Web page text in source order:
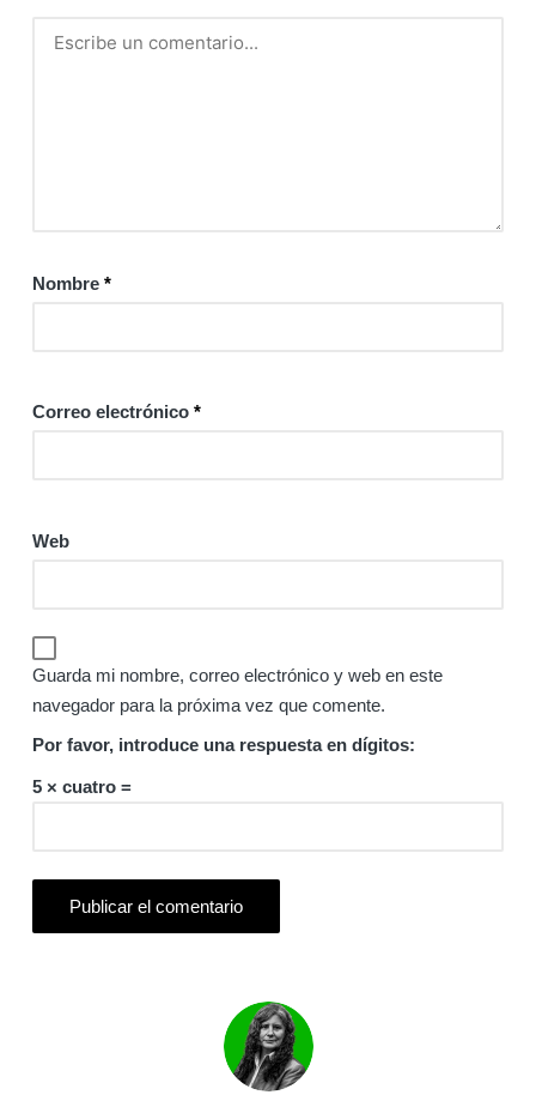
Nombre *
Correo electrónico *
Web
Guarda mi nombre, correo electrónico y web en este
navegador para la próxima vez que comente.
Por favor, introduce una respuesta en dígitos:
5 × cuatro =